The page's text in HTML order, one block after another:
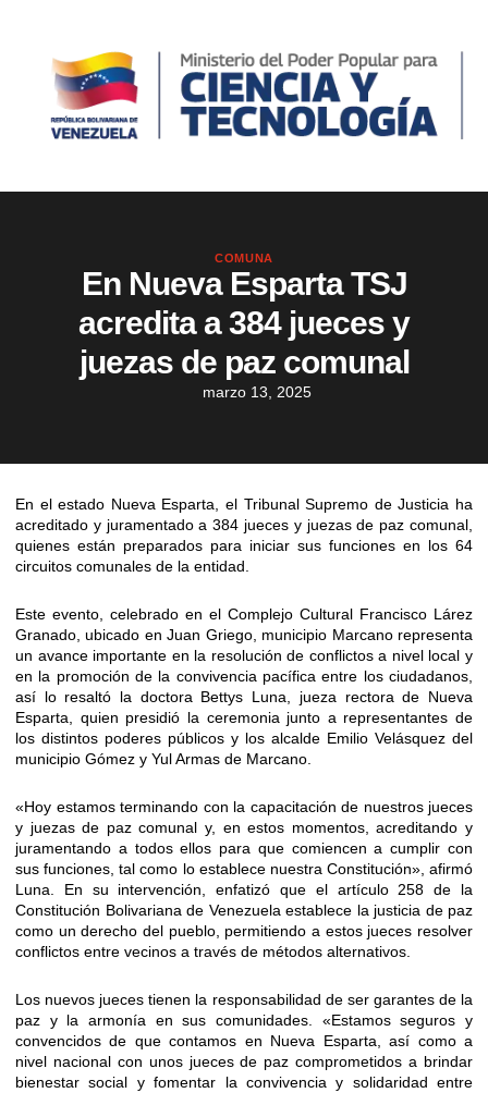
COMUNA
En Nueva Esparta TSJ
acredita a 384 jueces y
juezas de paz comunal
marzo 13, 2025
En el estado Nueva Esparta, el Tribunal Supremo de Justicia ha
acreditado y juramentado a 384 jueces y juezas de paz comunal,
quienes están preparados para iniciar sus funciones en los 64
circuitos comunales de la entidad.
Este evento, celebrado en el Complejo Cultural Francisco Lárez
Granado, ubicado en Juan Griego, municipio Marcano representa
un avance importante en la resolución de conflictos a nivel local y
en la promoción de la convivencia pacífica entre los ciudadanos,
así lo resaltó la doctora Bettys Luna, jueza rectora de Nueva
Esparta, quien presidió la ceremonia junto a representantes de
los distintos poderes públicos y los alcalde Emilio Velásquez del
municipio Gómez y Yul Armas de Marcano.
«Hoy estamos terminando con la capacitación de nuestros jueces
y juezas de paz comunal y, en estos momentos, acreditando y
juramentando a todos ellos para que comiencen a cumplir con
sus funciones, tal como lo establece nuestra Constitución», afirmó
Luna. En su intervención, enfatizó que el artículo 258 de la
Constitución Bolivariana de Venezuela establece la justicia de paz
como un derecho del pueblo, permitiendo a estos jueces resolver
conflictos entre vecinos a través de métodos alternativos.
Los nuevos jueces tienen la responsabilidad de ser garantes de la
paz y la armonía en sus comunidades. «Estamos seguros y
convencidos de que contamos en Nueva Esparta, así como a
nivel nacional con unos jueces de paz comprometidos a brindar
bienestar social y fomentar la convivencia y solidaridad entre